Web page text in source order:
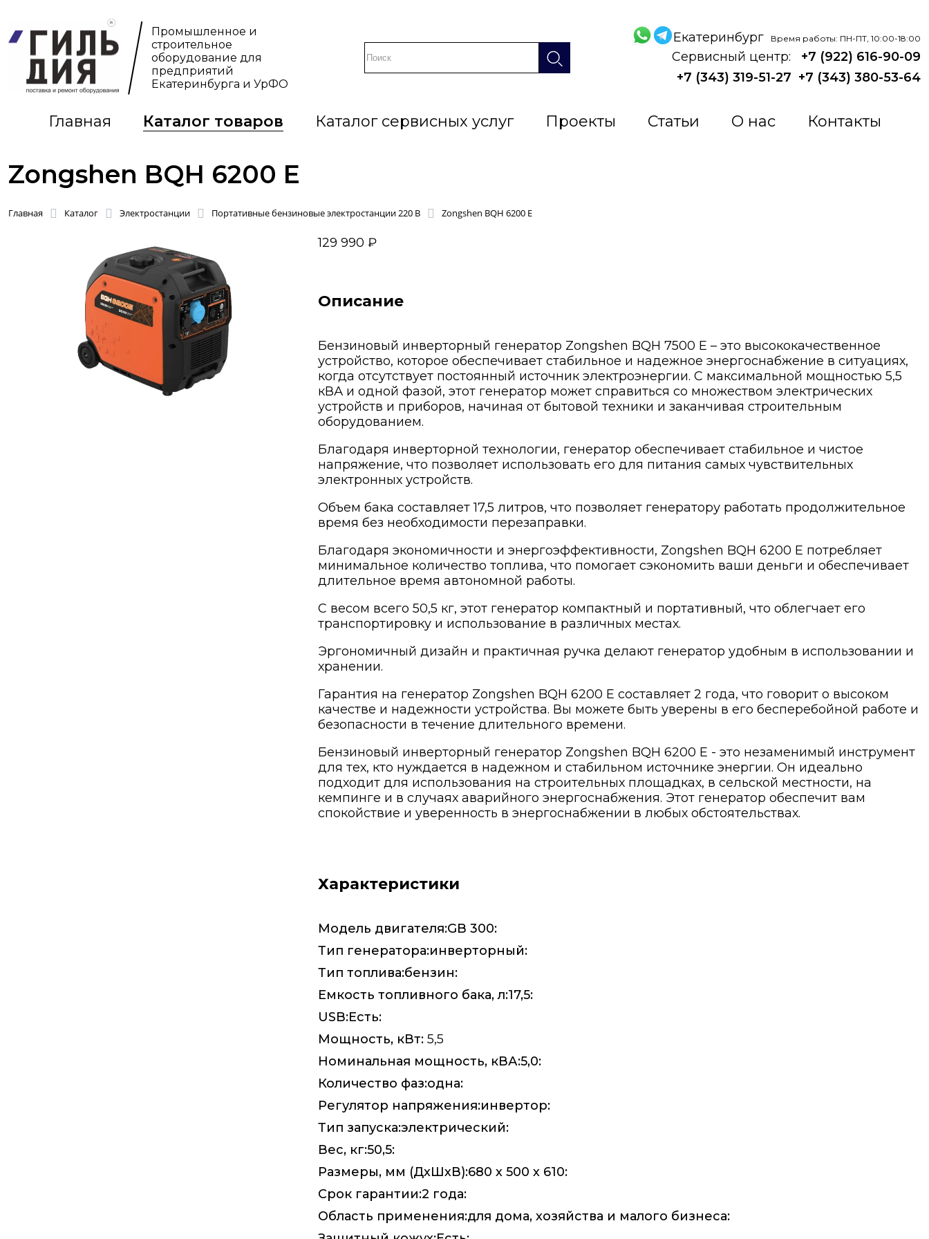
Промышленное и
строительное
оборудование для
предприятий
Екатеринбурга и УрФО
Екатеринбург Время работы: ПН-ПТ, 10:00-18:00
Сервисный центр:
+7 (922) 616-90-09
+7 (343) 319-51-27 +7 (343) 380-53-64
Главная Каталог товаров Каталог сервисных услуг Проекты Статьи О нас Контакты
Zongshen BQH 6200 E
Главная Каталог Электростанции Портативные бензиновые электростанции 220 В Zongshen BQH 6200 E
129 990 ₽
Описание
Бензиновый инверторный генератор Zongshen BQH 7500 E – это высококачественное
устройство, которое обеспечивает стабильное и надежное энергоснабжение в ситуациях,
когда отсутствует постоянный источник электроэнергии. С максимальной мощностью 5,5
кВА и одной фазой, этот генератор может справиться со множеством электрических
устройств и приборов, начиная от бытовой техники и заканчивая строительным
оборудованием.
Благодаря инверторной технологии, генератор обеспечивает стабильное и чистое
напряжение, что позволяет использовать его для питания самых чувствительных
электронных устройств.
Объем бака составляет 17,5 литров, что позволяет генератору работать продолжительное
время без необходимости перезаправки.
Благодаря экономичности и энергоэффективности, Zongshen BQH 6200 E потребляет
минимальное количество топлива, что помогает сэкономить ваши деньги и обеспечивает
длительное время автономной работы.
С весом всего 50,5 кг, этот генератор компактный и портативный, что облегчает его
транспортировку и использование в различных местах.
Эргономичный дизайн и практичная ручка делают генератор удобным в использовании и
хранении.
Гарантия на генератор Zongshen BQH 6200 E составляет 2 года, что говорит о высоком
качестве и надежности устройства. Вы можете быть уверены в его бесперебойной работе и
безопасности в течение длительного времени.
Бензиновый инверторный генератор Zongshen BQH 6200 E - это незаменимый инструмент
для тех, кто нуждается в надежном и стабильном источнике энергии. Он идеально
подходит для использования на строительных площадках, в сельской местности, на
кемпинге и в случаях аварийного энергоснабжения. Этот генератор обеспечит вам
спокойствие и уверенность в энергоснабжении в любых обстоятельствах.
Характеристики
Модель двигателя:GB 300:
Тип генератора:инверторный:
Тип топлива:бензин:
Емкость топливного бака, л:17,5:
USB:Есть:
Мощность, кВт: 5,5
Номинальная мощность, кВА:5,0:
Количество фаз:одна:
Регулятор напряжения:инвертор:
Тип запуска:электрический:
Вес, кг:50,5:
Размеры, мм (ДхШхВ):680 х 500 х 610:
Срок гарантии:2 года:
Область применения:для дома, хозяйства и малого бизнеса: